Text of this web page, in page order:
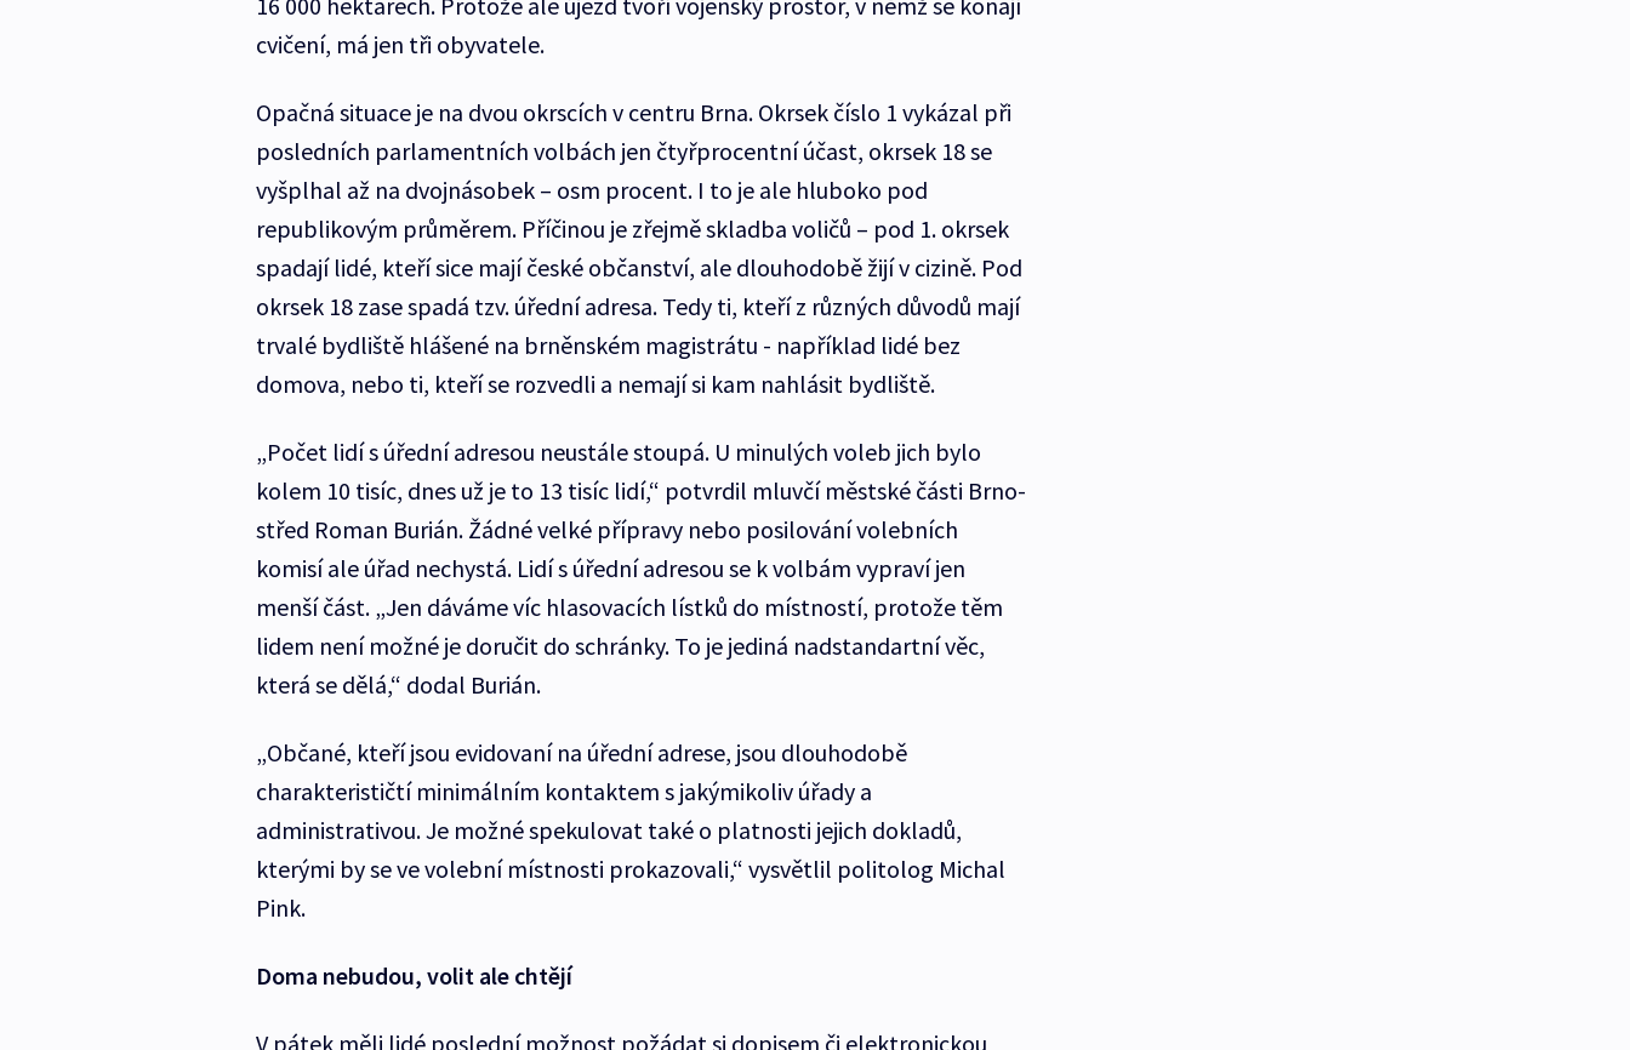
cvičení, má jen tři obyvatele.
Opačná situace je na dvou okrscích v centru Brna. Okrsek číslo 1 vykázal při
posledních parlamentních volbách jen čtyřprocentní účast, okrsek 18 se
vyšplhal až na dvojnásobek – osm procent. I to je ale hluboko pod
republikovým průměrem. Příčinou je zřejmě skladba voličů – pod 1. okrsek
spadají lidé, kteří sice mají české občanství, ale dlouhodobě žijí v cizině. Pod
okrsek 18 zase spadá tzv. úřední adresa. Tedy ti, kteří z různých důvodů mají
trvalé bydliště hlášené na brněnském magistrátu - například lidé bez
domova, nebo ti, kteří se rozvedli a nemají si kam nahlásit bydliště.
„Počet lidí s úřední adresou neustále stoupá. U minulých voleb jich bylo
kolem 10 tisíc, dnes už je to 13 tisíc lidí,“ potvrdil mluvčí městské části Brno-
střed Roman Burián. Žádné velké přípravy nebo posilování volebních
komisí ale úřad nechystá. Lidí s úřední adresou se k volbám vypraví jen
menší část. „Jen dáváme víc hlasovacích lístků do místností, protože těm
lidem není možné je doručit do schránky. To je jediná nadstandartní věc,
která se dělá,“ dodal Burián.
„Občané, kteří jsou evidovaní na úřední adrese, jsou dlouhodobě
charakterističtí minimálním kontaktem s jakýmikoliv úřady a
administrativou. Je možné spekulovat také o platnosti jejich dokladů,
kterými by se ve volební místnosti prokazovali,“ vysvětlil politolog Michal
Pink.
Doma nebudou, volit ale chtějí
V pátek měli lidé poslední možnost požádat si dopisem či elektronickou